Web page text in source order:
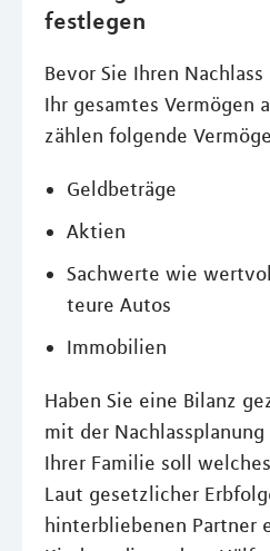
festlegen
Bevor Sie Ihren
Ihr gesamtes Vermögen
zählen folgende
Geldbeträge
Aktien
Sachwerte wie
teure Autos
Immobilien
Haben Sie eine Bilanz
mit der
Ihrer Familie soll
Laut gesetzlicher
hinterbliebenen Partner